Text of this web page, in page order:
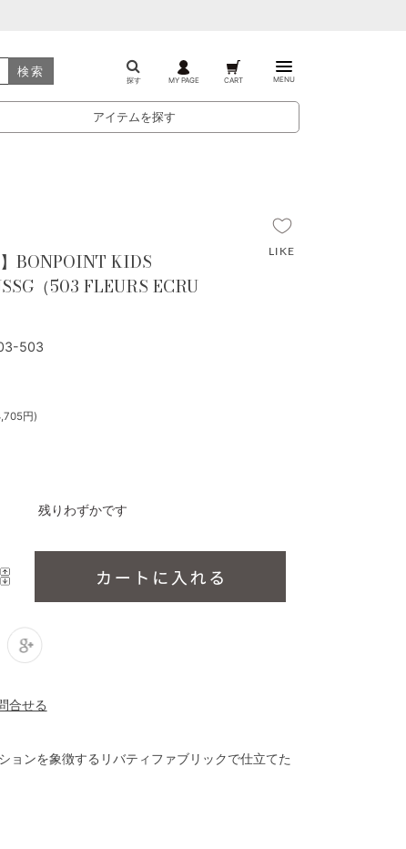
検索
探す MY PAGE CART MENU
アイテムを探す
】BONPOINT KIDS
（503 FLEURS ECRU
503
円)
残りわずかです
ョンを象徴するリバティファブリックで仕立てた